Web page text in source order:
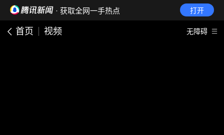
· 获取全网一手热点 打开
首页 视频 无障碍